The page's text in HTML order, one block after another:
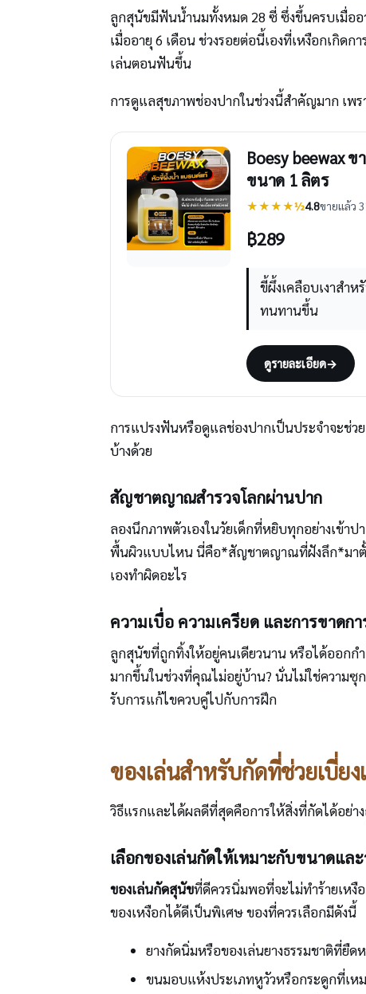
ลูกสุนัขมีฟันน้ำนมทั้งหมด 28 ซี่ ซึ่งขึ้นครบเมื่ออ
เมื่ออายุ 6 เดือน ช่วงรอยต่อนี้เองที่เหงือกเกิด
เล่นตอนฟันขึ้น
การดูแลสุขภาพช่องปากในช่วงนี้สำคัญมาก เพ
Boesy beewax
ขนาด 1 ลิตร
★★★★½4.8ขายแล้ว
฿289
ขี้ผึ้งเคลือบเงาสำ
ทนทานขึ้น
ดูรายละเอียด→
การแปรงฟันหรือดูแลช่องปากเป็นประจำจะช่ว
บ้างด้วย
สัญชาตญาณสำรวจโลกผ่านปาก
ลองนึกภาพตัวเองในวัยเด็กที่หยิบทุกอย่างเข้า
พื้นผิวแบบไหน นี่คือ*สัญชาตญาณที่ฝังลึก*มาตั้งแ
เองทำผิดอะไร
ความเบื่อ ความเครียด และการขาดก
ลูกสุนัขที่ถูกทิ้งให้อยู่คนเดียวนาน หรือได้ออกก
มากขึ้นในช่วงที่คุณไม่อยู่บ้าน? นั่นไม่ใช่ความซุ
รับการแก้ไขควบคู่ไปกับการฝึก
ของเล่นสำหรับกัดที่ช่วยเบี่ย
วิธีแรกและได้ผลดีที่สุดคือการให้สิ่งที่กัดได้อย่า
เลือกของเล่นกัดให้เหมาะกับขนาดแล
ของเล่นกัดสุนัขที่ดีควรนิ่มพอที่จะไม่ทำร้ายเห
ของเหงือกได้ดีเป็นพิเศษ ของที่ควรเลือกมีดังนี้
ยางกัดนิ่มหรือของเล่นยางธรรมชาติที่ยืด
ขนมอบแห้งประเภทหูวัวหรือกระดูกที่เห